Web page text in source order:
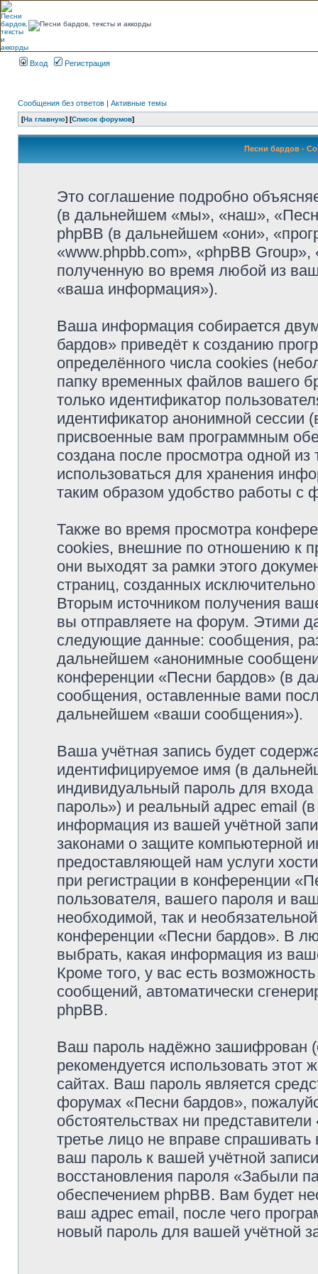
Вход Регистрация
Сообщения без ответов | Активные темы
[На главную] [Список форумов]
Песни бардов -
Это соглашение подробно
(в дальнейшем «мы», «наш»,
phpBB (в дальнейшем «они»,
«www.phpbb.com», «phpBB
полученную во время любой из
«ваша информация»).
Ваша информация собирается
бардов» приведёт к созданию
определённого числа cookies
папку временных файлов вашего
только идентификатор
идентификатор анонимной сессии
присвоенные вам программным
создана после просмотра одной
использоваться для хранения
таким образом удобство работы с
Также во время просмотра
cookies, внешние по отношению к
они выходят за рамки этого
страниц, созданных
Вторым источником получения
вы отправляете на форум. Этими
следующие данные: сообщения,
дальнейшем «анонимные
конференции «Песни бардов» (в
сообщения, оставленные вами
дальнейшем «ваши сообщения»).
Ваша учётная запись будет
идентифицируемое имя (в
индивидуальный пароль для
пароль») и реальный адрес email
информация из вашей учётной
законами о защите компьютерной
предоставляющей нам услуги
при регистрации в конференции
пользователя, вашего пароля и
необходимой, так и
конференции «Песни бардов». В
выбрать, какая информация из
Кроме того, у вас есть
сообщений, автоматически
phpBB.
Ваш пароль надёжно зашифрован
рекомендуется использовать этот
сайтах. Ваш пароль является
форумах «Песни бардов»,
обстоятельствах ни
третье лицо не вправе
ваш пароль к вашей учётной
восстановления пароля «Забыли
обеспечением phpBB. Вам будет
ваш адрес email, после чего
новый пароль для вашей учётной